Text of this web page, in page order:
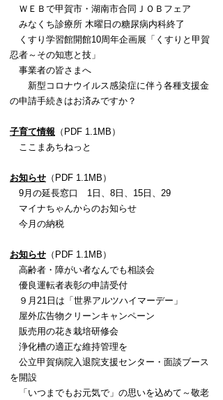
ＷＥＢで甲賀市・湖南市合同ＪＯＢフェア
みなくち診療所 木曜日の糖尿病内科終了
くすり学習館開館10周年企画展「くすりと甲賀
忍者～その知恵と技」
事業者の皆さまへ
新型コロナウイルス感染症に伴う各種支援金
の申請手続きはお済みですか？
子育て情報 （PDF 1.1MB）
ここまあちねっと
お知らせ （PDF 1.1MB）
9月の延長窓口 1日、8日、15日、29
マイナちゃんからのお知らせ
今月の納税
お知らせ （PDF 1.1MB）
高齢者・障がい者なんでも相談会
優良運転者表彰の申請受付
９月21日は「世界アルツハイマーデー」
屋外広告物クリーンキャンペーン
販売用の花き栽培研修会
浄化槽の適正な維持管理を
公立甲賀病院入退院支援センター・面談ブース
を開設
「いつまでもお元気で」の思いを込めて～敬老